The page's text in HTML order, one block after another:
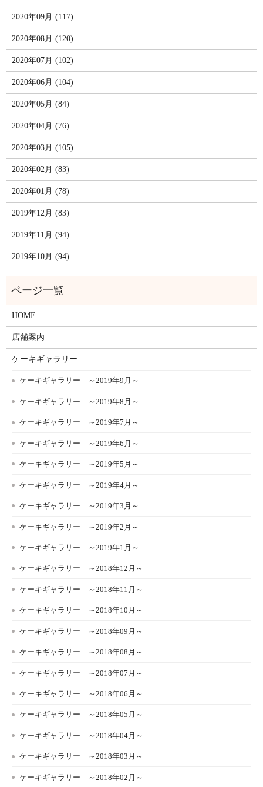
2020年09月 (117)
2020年08月 (120)
2020年07月 (102)
2020年06月 (104)
2020年05月 (84)
2020年04月 (76)
2020年03月 (105)
2020年02月 (83)
2020年01月 (78)
2019年12月 (83)
2019年11月 (94)
2019年10月 (94)
HOME
店舗案内
ケーキギャラリー
ケーキギャラリー ～2019年9月～
ケーキギャラリー ～2019年8月～
ケーキギャラリー ～2019年7月～
ケーキギャラリー ～2019年6月～
ケーキギャラリー ～2019年5月～
ケーキギャラリー ～2019年4月～
ケーキギャラリー ～2019年3月～
ケーキギャラリー ～2019年2月～
ケーキギャラリー ～2019年1月～
ケーキギャラリー ～2018年12月～
ケーキギャラリー ～2018年11月～
ケーキギャラリー ～2018年10月～
ケーキギャラリー ～2018年09月～
ケーキギャラリー ～2018年08月～
ケーキギャラリー ～2018年07月～
ケーキギャラリー ～2018年06月～
ケーキギャラリー ～2018年05月～
ケーキギャラリー ～2018年04月～
ケーキギャラリー ～2018年03月～
ケーキギャラリー ～2018年02月～